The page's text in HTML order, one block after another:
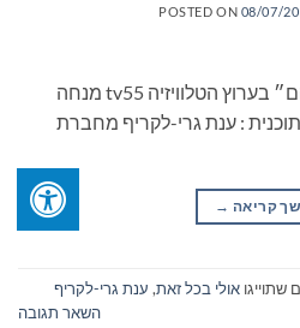
POSTED ON 08/07/
״ספרים סופרים ומה שביניהם״ בערוץ הטלוויזיה tv55 מנחה
: ענת גרי-לקריף מחברת
קריאה →
שתוייגו אולי בכל זאת, ענת גרי-לקריף
השאר תגובה